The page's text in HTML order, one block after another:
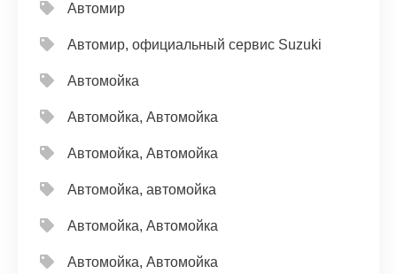
Автомир
Автомир, официальный сервис Suzuki
Автомойка
Автомойка, Автомойка
Автомойка, Автомойка
Автомойка, автомойка
Автомойка, Автомойка
Автомойка, Автомойка